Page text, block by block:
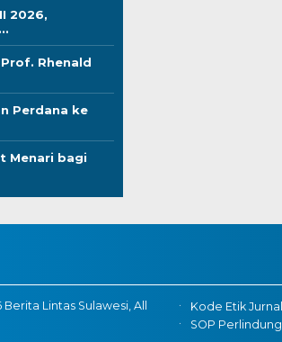
2026,
Rhenald
Perdana ke
Menari bagi
Lintas Sulawesi, All
Kode Etik
SOP